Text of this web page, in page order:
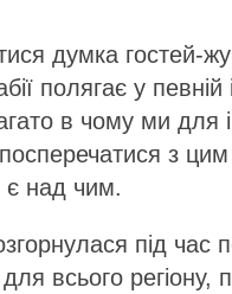
думка гостей-
полягає у певній
в чому ми для
з
є над чим.
під час
всього регіону,